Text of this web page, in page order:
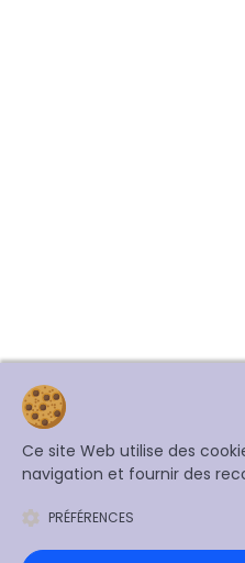
Ce site Web utilise des
navigation et fournir des
PRÉFÉRENCES